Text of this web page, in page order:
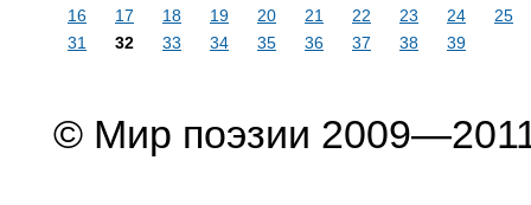
16
17 18 19 20 21 22 23 24
25
31
32 33 34 35 36 37 38 39
© Мир поэзии